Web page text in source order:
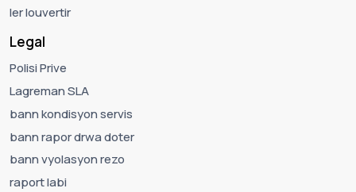
ler louvertir
Legal
Polisi Prive
Lagreman SLA
bann kondisyon servis
bann rapor drwa doter
bann vyolasyon rezo
raport labi